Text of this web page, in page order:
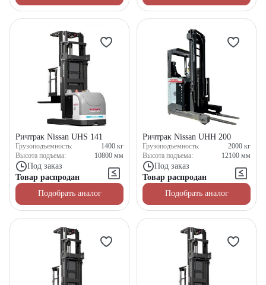
Ричтрак Nissan UHS 141
Грузоподъемность: 1400 кг
Высота подъема:
10800 мм
Под заказ
Товар распродан
Подобрать аналог
Ричтрак Nissan UHH 200
Грузоподъемность: 2000 кг
Высота подъема:
12100 мм
Под заказ
Товар распродан
Подобрать аналог